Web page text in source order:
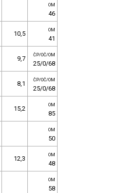
OM
46
10,5 OM
41
9,7 ČP/OČ/OM
25/0/68
8,1 ČP/OČ/OM
25/0/68
15,2 OM
85
OM
50
12,3 OM
48
OM
58